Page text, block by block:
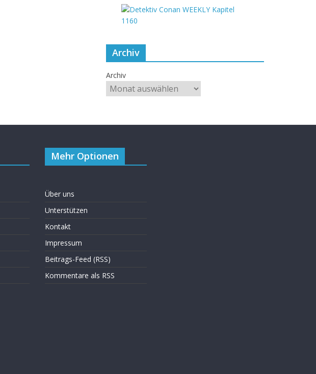
Archiv
Archiv
Mehr Optionen
Über uns
Unterstützen
Kontakt
Impressum
Beitrags-Feed (RSS)
Kommentare als RSS